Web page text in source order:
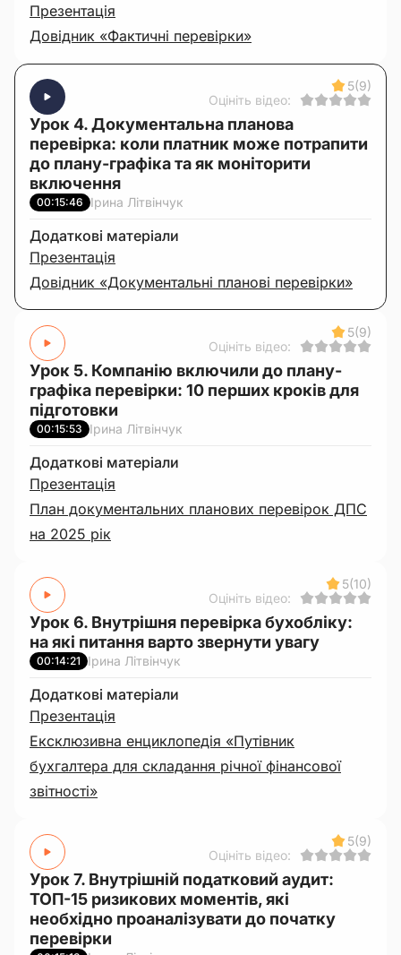
Презентація
Довідник «Фактичні перевірки»
5(9)
Оцініть відео:
Урок 4. Документальна планова
перевірка: коли платник може потрапити
до плану-графіка та як моніторити
включення
00:15:46 Ірина Літвінчук
Додаткові матеріали
Презентація
Довідник «Документальні планові перевірки»
5(9)
Оцініть відео:
Урок 5. Компанію включили до плану-
графіка перевірки: 10 перших кроків для
підготовки
00:15:53 Ірина Літвінчук
Додаткові матеріали
Презентація
План документальних планових перевірок ДПС
на 2025 рік
5(10)
Оцініть відео:
Урок 6. Внутрішня перевірка бухобліку:
на які питання варто звернути увагу
00:14:21 Ірина Літвінчук
Додаткові матеріали
Презентація
Ексклюзивна енциклопедія «Путівник
бухгалтера для складання річної фінансової
звітності»
5(9)
Оцініть відео:
Урок 7. Внутрішній податковий аудит:
ТОП-15 ризикових моментів, які
необхідно проаналізувати до початку
перевірки